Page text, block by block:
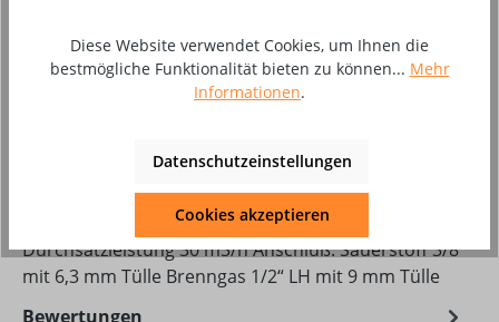
Zum Merkzettel hinzufügen
Durchsatzleistung 30 m3/h Anschluß: Sauerstoff 3/8“
mit 6,3 mm Tülle Brenngas 1/2“ LH mit 9 mm Tülle
Bewertungen
Diese Website verwendet Cookies, um Ihnen die
bestmögliche Funktionalität bieten zu können... Mehr
Informationen.
Datenschutzeinstellungen
Cookies akzeptieren